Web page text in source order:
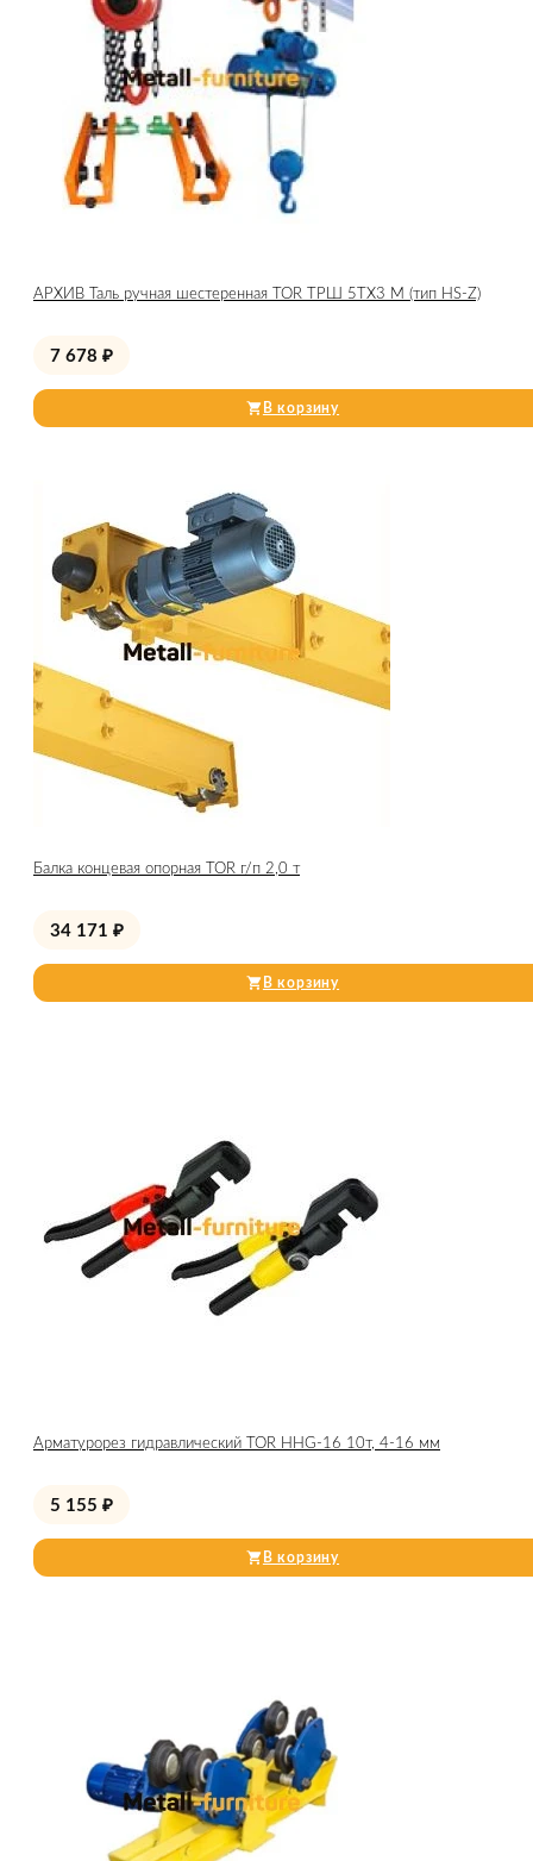
АРХИВ Таль ручная шестеренная TOR ТРШ 5ТХ3 М (тип HS-Z)
7 678 ₽
В корзину
Балка концевая опорная TOR г/п 2,0 т
34 171 ₽
В корзину
Арматурорез гидравлический TOR HHG-16 10т, 4-16 мм
5 155 ₽
В корзину